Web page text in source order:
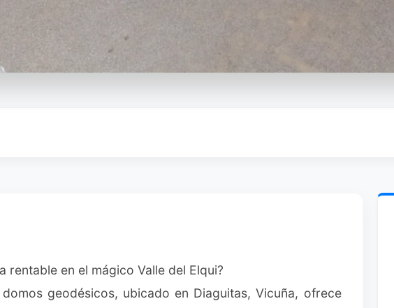
rentable en el mágico Valle del Elqui?
geodésicos, ubicado en Diaguitas, Vicuña, ofrece